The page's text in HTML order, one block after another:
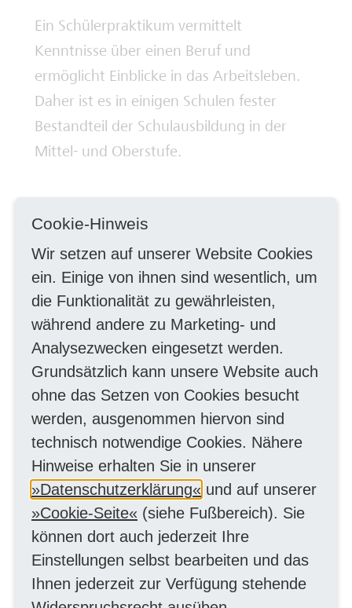
Deine Ausbilderinnen und Ausbilder
Ein Schülerpraktikum vermittelt
Kenntnisse über einen Beruf und
ermöglicht Einblicke in das Arbeitsleben.
Daher ist es in einigen Schulen fester
Bestandteil der Schulausbildung in der
Mittel- und Oberstufe.
Ausbildungsbereichen des Stadtwerke
Bonn Konzerns absolviert werden. Hierzu
finden Sie eine Übersicht auf unserer
Homepage.
Bewerbungsunterlagen
senden Sie uns bitte über das Online-
Formular folgende Unterlagen:
- Anschreiben
- Tabellarischer Lebenslauf
- Letztes Schulzeugnis
- Schulbescheinigung
Cookie-Hinweis
Wir setzen auf unserer Website Cookies
ein. Einige von ihnen sind wesentlich, um
die Funktionalität zu gewährleisten,
während andere zu Marketing- und
Analysezwecken eingesetzt werden.
Grundsätzlich kann unsere Website auch
ohne das Setzen von Cookies besucht
werden, ausgenommen hiervon sind
technisch notwendige Cookies. Nähere
Hinweise erhalten Sie in unserer
Datenschutzerklärung
und auf unserer
Cookie-Seite
(siehe Fußbereich). Sie
können dort auch jederzeit Ihre
Einstellungen selbst bearbeiten und das
Ihnen jederzeit zur Verfügung stehende